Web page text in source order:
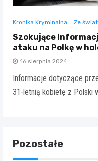
Kronika Kryminalna Ze
Szokujące
ataku na Polkę w
16 sierpnia 2024
Informacje dotyczące
31-letnią kobietę z Polski
Pozostałe